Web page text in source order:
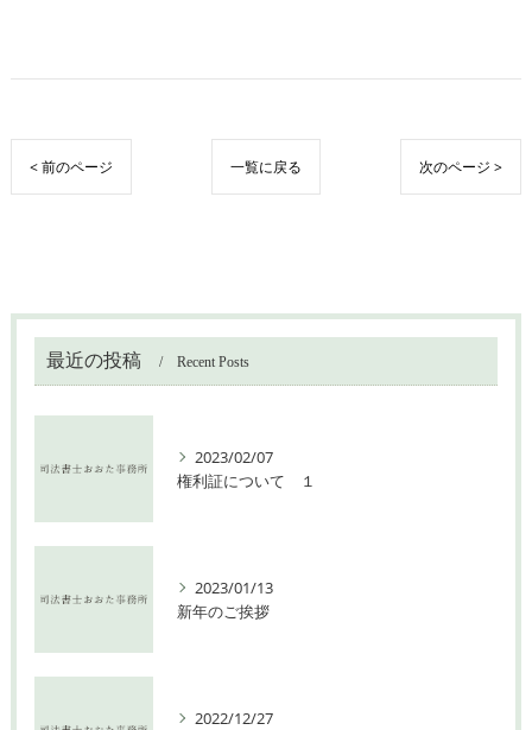
< 前のページ 一覧に戻る 次のページ >
最近の投稿 Recent Posts
2023/02/07
権利証について １
2023/01/13
新年のご挨拶
2022/12/27